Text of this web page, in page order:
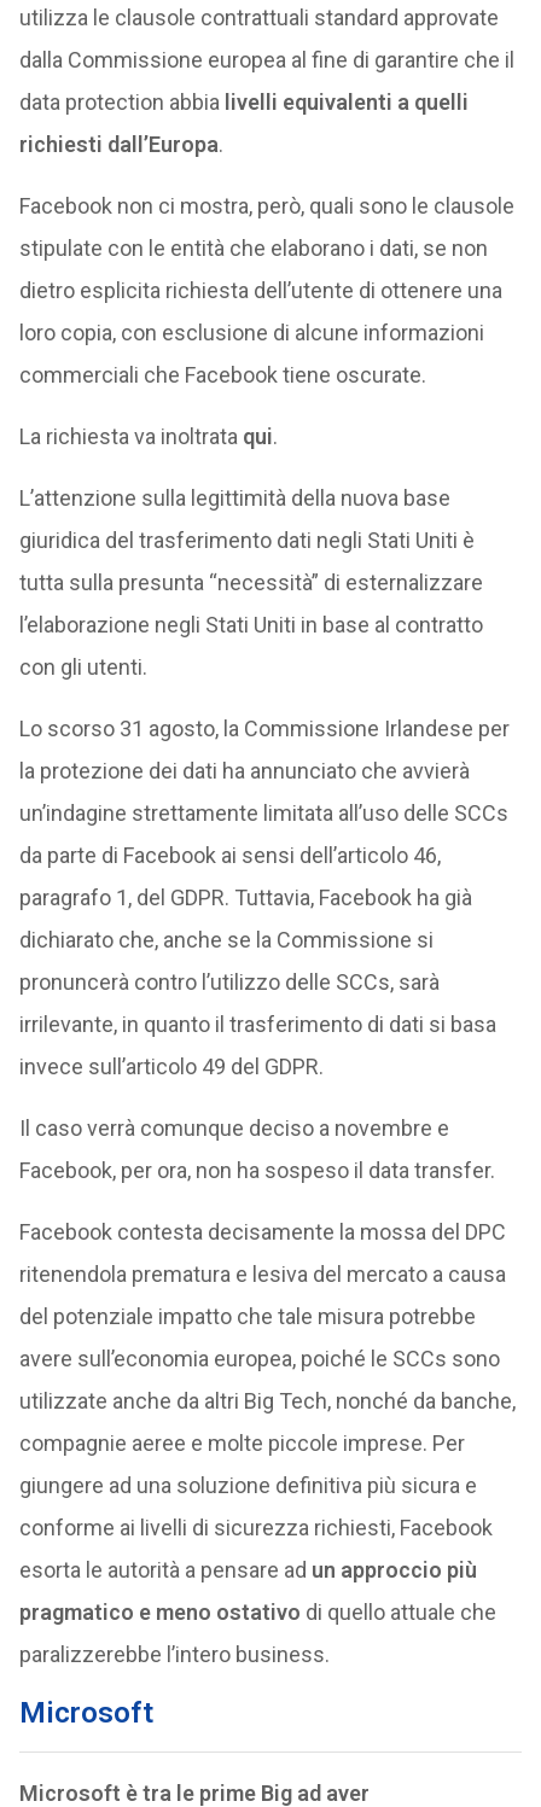
utilizza le clausole contrattuali standard approvate
dalla Commissione europea al fine di garantire che il
data protection abbia livelli equivalenti a quelli
richiesti dall’Europa.
Facebook non ci mostra, però, quali sono le clausole
stipulate con le entità che elaborano i dati, se non
dietro esplicita richiesta dell’utente di ottenere una
loro copia, con esclusione di alcune informazioni
commerciali che Facebook tiene oscurate.
La richiesta va inoltrata qui.
L’attenzione sulla legittimità della nuova base
giuridica del trasferimento dati negli Stati Uniti è
tutta sulla presunta “necessità” di esternalizzare
l’elaborazione negli Stati Uniti in base al contratto
con gli utenti.
Lo scorso 31 agosto, la Commissione Irlandese per
la protezione dei dati ha annunciato che avvierà
un’indagine strettamente limitata all’uso delle SCCs
da parte di Facebook ai sensi dell’articolo 46,
paragrafo 1, del GDPR. Tuttavia, Facebook ha già
dichiarato che, anche se la Commissione si
pronuncerà contro l’utilizzo delle SCCs, sarà
irrilevante, in quanto il trasferimento di dati si basa
invece sull’articolo 49 del GDPR.
Il caso verrà comunque deciso a novembre e
Facebook, per ora, non ha sospeso il data transfer.
Facebook contesta decisamente la mossa del DPC
ritenendola prematura e lesiva del mercato a causa
del potenziale impatto che tale misura potrebbe
avere sull’economia europea, poiché le SCCs sono
utilizzate anche da altri Big Tech, nonché da banche,
compagnie aeree e molte piccole imprese. Per
giungere ad una soluzione definitiva più sicura e
conforme ai livelli di sicurezza richiesti, Facebook
esorta le autorità a pensare ad un approccio più
pragmatico e meno ostativo di quello attuale che
paralizzerebbe l’intero business.
Microsoft
Microsoft è tra le prime Big ad aver